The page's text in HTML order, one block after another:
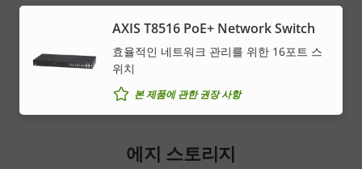
AXIS T8516 PoE+ Network Switch
효율적인 네트워크 관리를 위한 16포트 스
위치
본 제품에 관한 권장 사항
에지 스토리지